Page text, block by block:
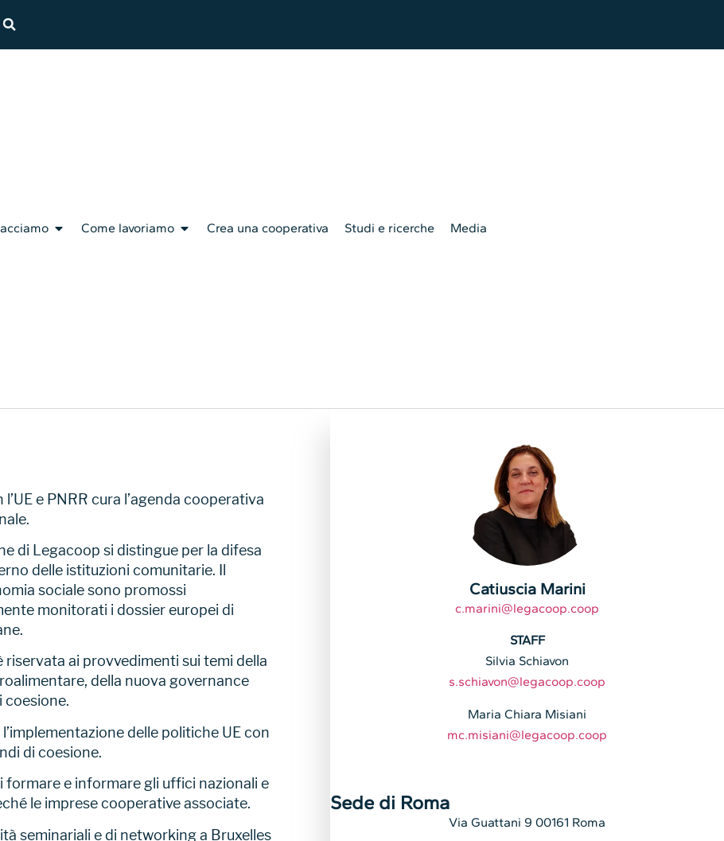
Come lavoriamo Crea una cooperativa Studi e ricerche Media
e PNRR cura l’agenda cooperativa
di Legacoop si distingue per la difesa
delle istituzioni comunitarie. Il
sociale sono promossi
monitorati i dossier europei di
ai provvedimenti sui temi della
della nuova governance
coesione.
delle politiche UE con
di coesione.
formare e informare gli uffici nazionali e
le imprese cooperative associate.
seminariali e di networking a Bruxelles
Catiuscia Marini
c.marini@legacoop.coop
STAFF
Silvia Schiavon
s.schiavon@legacoop.coop
Maria Chiara Misiani
mc.misiani@legacoop.coop
Sede di Roma
Via Guattani 9 00161 Roma